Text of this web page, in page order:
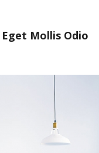
Mollis Odio